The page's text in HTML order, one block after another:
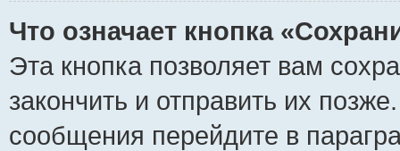
Что означает кнопка
Эта кнопка позволяет вам
закончить и отправить их
сообщения перейдите в